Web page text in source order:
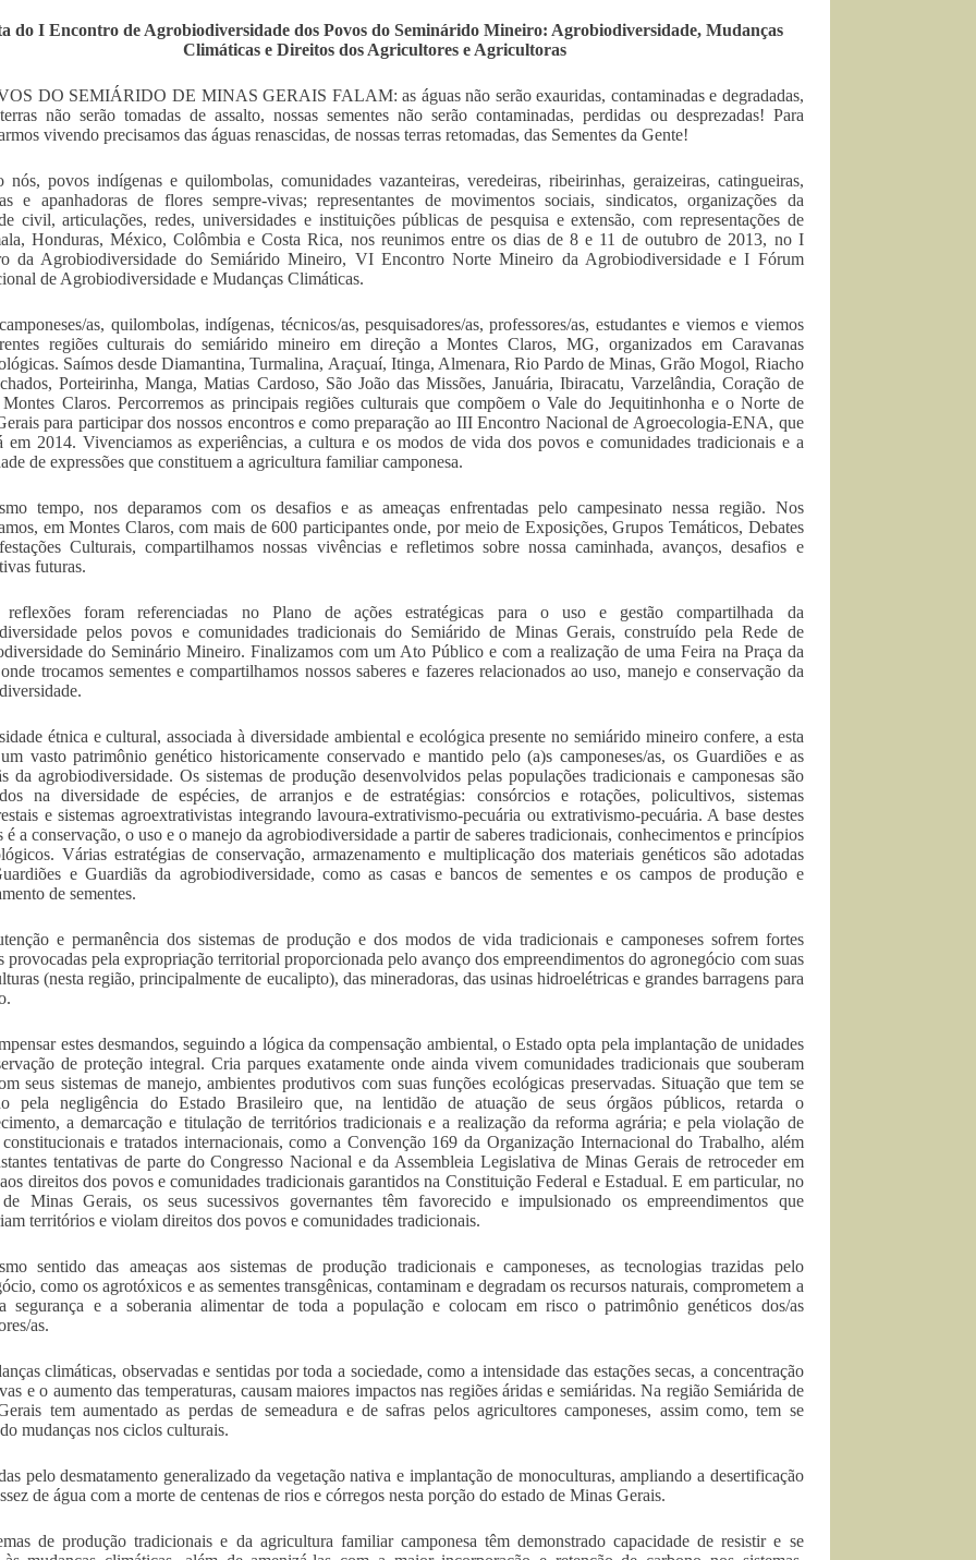
do I Encontro de Agrobiodiversidade dos Povos do Seminárido Mineiro: Agrobiodiversidade, Mudanças
Climáticas e Direitos dos Agricultores e Agricultoras
DO SEMIÁRIDO DE MINAS GERAIS FALAM: as águas não serão exauridas, contaminadas e degradadas,
não serão tomadas de assalto, nossas sementes não serão contaminadas, perdidas ou desprezadas! Para
vivendo precisamos das águas renascidas, de nossas terras retomadas, das Sementes da Gente!
nós, povos indígenas e quilombolas, comunidades vazanteiras, veredeiras, ribeirinhas, geraizeiras, catingueiras,
e apanhadoras de flores sempre-vivas; representantes de movimentos sociais, sindicatos, organizações da
civil, articulações, redes, universidades e instituições públicas de pesquisa e extensão, com representações de
Honduras, México, Colômbia e Costa Rica, nos reunimos entre os dias de 8 e 11 de outubro de 2013, no I
da Agrobiodiversidade do Semiárido Mineiro, VI Encontro Norte Mineiro da Agrobiodiversidade e I Fórum
de Agrobiodiversidade e Mudanças Climáticas.
as, quilombolas, indígenas, técnicos/as, pesquisadores/as, professores/as, estudantes e viemos e viemos
regiões culturais do semiárido mineiro em direção a Montes Claros, MG, organizados em Caravanas
Saímos desde Diamantina, Turmalina, Araçuaí, Itinga, Almenara, Rio Pardo de Minas, Grão Mogol, Riacho
Porteirinha, Manga, Matias Cardoso, São João das Missões, Januária, Ibiracatu, Varzelândia, Coração de
Montes Claros. Percorremos as principais regiões culturais que compõem o Vale do Jequitinhonha e o Norte de
para participar dos nossos encontros e como preparação ao III Encontro Nacional de Agroecologia-ENA, que
em 2014. Vivenciamos as experiências, a cultura e os modos de vida dos povos e comunidades tradicionais e a
de expressões que constituem a agricultura familiar camponesa.
tempo, nos deparamos com os desafios e as ameaças enfrentadas pelo campesinato nessa região. Nos
em Montes Claros, com mais de 600 participantes onde, por meio de Exposições, Grupos Temáticos, Debates
Culturais, compartilhamos nossas vivências e refletimos sobre nossa caminhada, avanços, desafios e
futuras.
reflexões foram referenciadas no Plano de ações estratégicas para o uso e gestão compartilhada da
pelos povos e comunidades tradicionais do Semiárido de Minas Gerais, construído pela Rede de
do Seminário Mineiro. Finalizamos com um Ato Público e com a realização de uma Feira na Praça da
trocamos sementes e compartilhamos nossos saberes e fazeres relacionados ao uso, manejo e conservação da
étnica e cultural, associada à diversidade ambiental e ecológica presente no semiárido mineiro confere, a esta
vasto patrimônio genético historicamente conservado e mantido pelo (a)s camponeses/as, os Guardiões e as
da agrobiodiversidade. Os sistemas de produção desenvolvidos pelas populações tradicionais e camponesas são
na diversidade de espécies, de arranjos e de estratégias: consórcios e rotações, policultivos, sistemas
e sistemas agroextrativistas integrando lavoura-extrativismo-pecuária ou extrativismo-pecuária. A base destes
é a conservação, o uso e o manejo da agrobiodiversidade a partir de saberes tradicionais, conhecimentos e princípios
Várias estratégias de conservação, armazenamento e multiplicação dos materiais genéticos são adotadas
e Guardiãs da agrobiodiversidade, como as casas e bancos de sementes e os campos de produção e
de sementes.
e permanência dos sistemas de produção e dos modos de vida tradicionais e camponeses sofrem fortes
provocadas pela expropriação territorial proporcionada pelo avanço dos empreendimentos do agronegócio com suas
(nesta região, principalmente de eucalipto), das mineradoras, das usinas hidroelétricas e grandes barragens para
estes desmandos, seguindo a lógica da compensação ambiental, o Estado opta pela implantação de unidades
de proteção integral. Cria parques exatamente onde ainda vivem comunidades tradicionais que souberam
seus sistemas de manejo, ambientes produtivos com suas funções ecológicas preservadas. Situação que tem se
pela negligência do Estado Brasileiro que, na lentidão de atuação de seus órgãos públicos, retarda o
a demarcação e titulação de territórios tradicionais e a realização da reforma agrária; e pela violação de
e tratados internacionais, como a Convenção 169 da Organização Internacional do Trabalho, além
tentativas de parte do Congresso Nacional e da Assembleia Legislativa de Minas Gerais de retroceder em
direitos dos povos e comunidades tradicionais garantidos na Constituição Federal e Estadual. E em particular, no
Minas Gerais, os seus sucessivos governantes têm favorecido e impulsionado os empreendimentos que
territórios e violam direitos dos povos e comunidades tradicionais.
sentido das ameaças aos sistemas de produção tradicionais e camponeses, as tecnologias trazidas pelo
como os agrotóxicos e as sementes transgênicas, contaminam e degradam os recursos naturais, comprometem a
segurança e a soberania alimentar de toda a população e colocam em risco o patrimônio genéticos dos/as
as.
climáticas, observadas e sentidas por toda a sociedade, como a intensidade das estações secas, a concentração
e o aumento das temperaturas, causam maiores impactos nas regiões áridas e semiáridas. Na região Semiárida de
tem aumentado as perdas de semeadura e de safras pelos agricultores camponeses, assim como, tem se
mudanças nos ciclos culturais.
pelo desmatamento generalizado da vegetação nativa e implantação de monoculturas, ampliando a desertificação
de água com a morte de centenas de rios e córregos nesta porção do estado de Minas Gerais.
de produção tradicionais e da agricultura familiar camponesa têm demonstrado capacidade de resistir e se